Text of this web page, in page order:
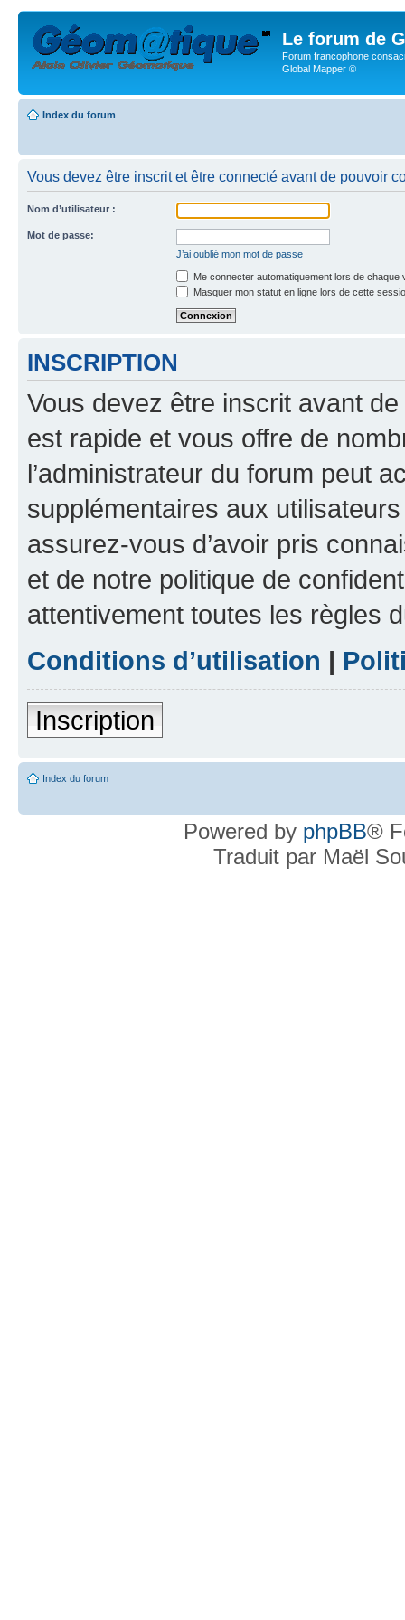
Le forum de
Forum francophone
Global Mapper ©
Index du forum
Vous devez être inscrit et être connecté avant de pouvoir
Nom d’utilisateur :
Mot de passe:
J’ai oublié mon mot de passe
Me connecter automatiquement lors de chaque
Masquer mon statut en ligne lors de cette
INSCRIPTION
Vous devez être inscrit avant
est rapide et vous offre de
l’administrateur du forum peut
supplémentaires aux
assurez-vous d’avoir pris
et de notre politique de
attentivement toutes les règles
Conditions d’utilisation |
Inscription
Index du forum
Powered by phpBB®
Traduit par Maël